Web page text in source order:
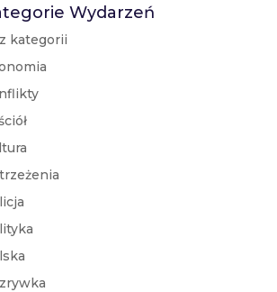
Wydarzeń
kategorii